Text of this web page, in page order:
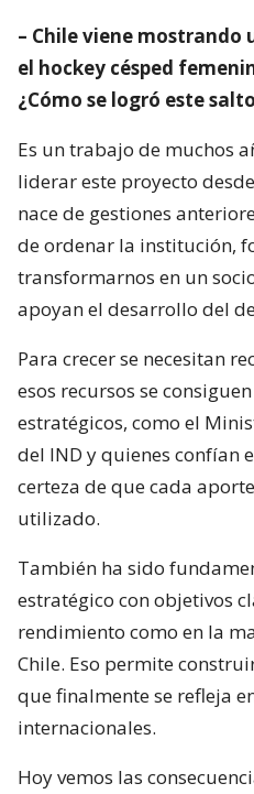
– Chile viene mostrando
el hockey césped
¿Cómo se logró este
Es un trabajo de muchos
liderar este proyecto
nace de gestiones
de ordenar la institución,
transformarnos en un
apoyan el desarrollo del
Para crecer se necesitan
esos recursos se
estratégicos, como el
del IND y quienes confían
certeza de que cada
utilizado.
También ha sido
estratégico con objetivos
rendimiento como en la
Chile. Eso permite
que finalmente se refleja
internacionales.
Hoy vemos las